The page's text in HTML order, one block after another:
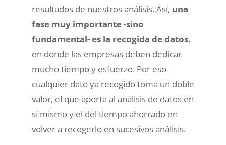
resultados de nuestros análisis. Así, una
fase muy importante -sino
fundamental- es la recogida de datos,
en donde las empresas deben dedicar
mucho tiempo y esfuerzo. Por eso
cualquier dato ya recogido toma un doble
valor, el que aporta al análisis de datos en
sí mismo y el del tiempo ahorrado en
volver a recogerlo en sucesivos análisis.